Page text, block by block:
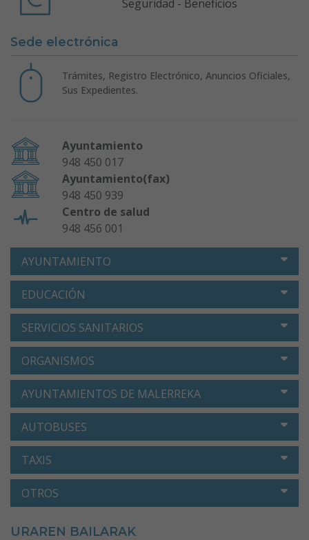
Seguridad - Beneficios
Sede electrónica
Trámites, Registro Electrónico, Anuncios Oficiales,
Sus Expedientes.
Ayuntamiento
948 450 017
Ayuntamiento(fax)
948 450 939
Centro de salud
948 456 001
AYUNTAMIENTO
EDUCACIÓN
SERVICIOS SANITARIOS
ORGANISMOS
AYUNTAMIENTOS DE MALERREKA
AUTOBUSES
TAXIS
OTROS
URAREN BAILARAK